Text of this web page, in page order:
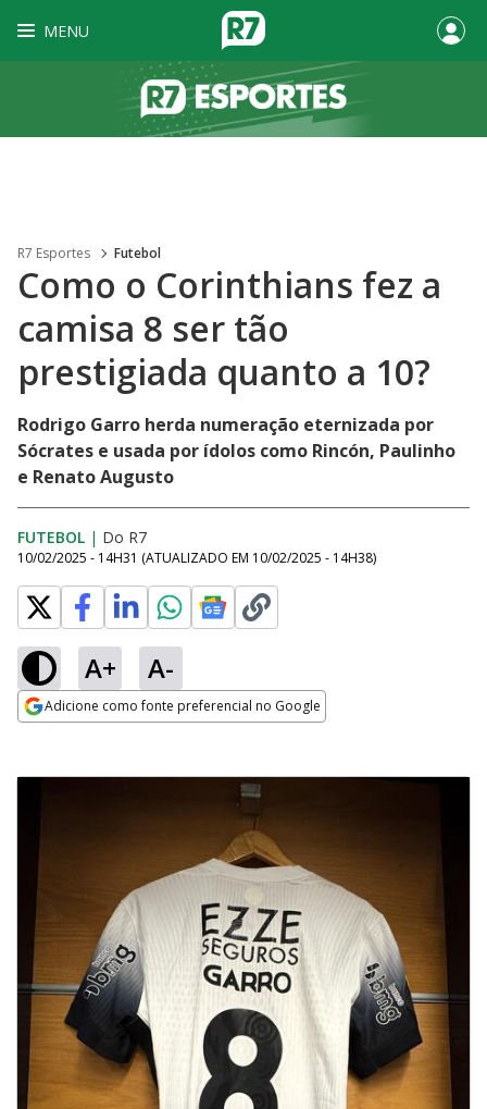
MENU
R7 Esportes Futebol
Como o Corinthians fez a
camisa 8 ser tão
prestigiada quanto a 10?
Rodrigo Garro herda numeração eternizada por
Sócrates e usada por ídolos como Rincón, Paulinho
e Renato Augusto
FUTEBOL | Do R7
10/02/2025 - 14H31 (ATUALIZADO EM 10/02/2025 - 14H38)
A+ A-
Adicione como fonte preferencial no Google